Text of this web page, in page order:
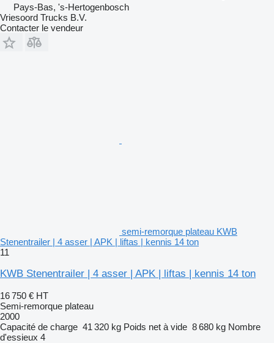
Pays-Bas, 's-Hertogenbosch
Vriesoord Trucks B.V.
Contacter le vendeur
semi-remorque plateau KWB
Stenentrailer | 4 asser | APK | liftas | kennis 14 ton
11
KWB Stenentrailer | 4 asser | APK | liftas | kennis 14 ton
16 750 € HT
Semi-remorque plateau
2000
Capacité de charge 41 320 kg Poids net à vide 8 680 kg Nombre
d'essieux 4